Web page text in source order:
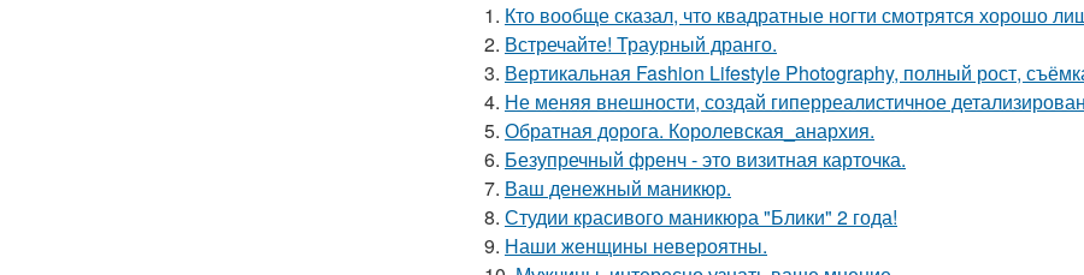
1. Кто вообще сказал, что квадратные ногти смотрятся хорошо
2. Встречайте! Траурный дранго.
3. Вертикальная Fashion Lifestyle Photography, полный рост,
4. Не меняя внешности, создай гиперреалистичное
5. Обратная дорога. Королевская_анархия.
6. Безупречный френч - это визитная карточка.
7. Ваш денежный маникюр.
8. Студии красивого маникюра "Блики" 2 года!
9. Наши женщины невероятны.